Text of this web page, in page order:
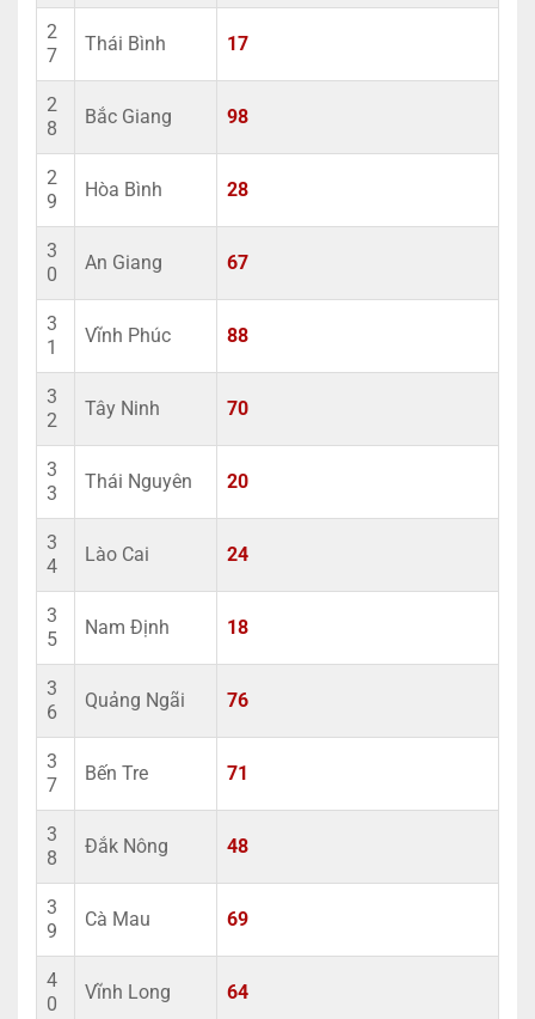
2
7
Thái Bình 17
2
8
Bắc Giang 98
2
9
Hòa Bình 28
3
0
An Giang 67
3
1
Vĩnh Phúc 88
3
2
Tây Ninh 70
3
3
Thái Nguyên 20
3
4
Lào Cai 24
3
5
Nam Định 18
3
6
Quảng Ngãi 76
3
7
Bến Tre 71
3
8
Đắk Nông 48
3
9
Cà Mau 69
4
0
Vĩnh Long 64